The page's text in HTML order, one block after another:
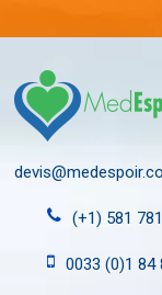
(+1) 581
0033 (0)1 84